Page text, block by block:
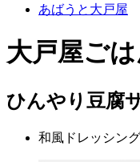
あばうと大戸屋
大戸屋ご
ひんやり豆腐
和風ドレッシング